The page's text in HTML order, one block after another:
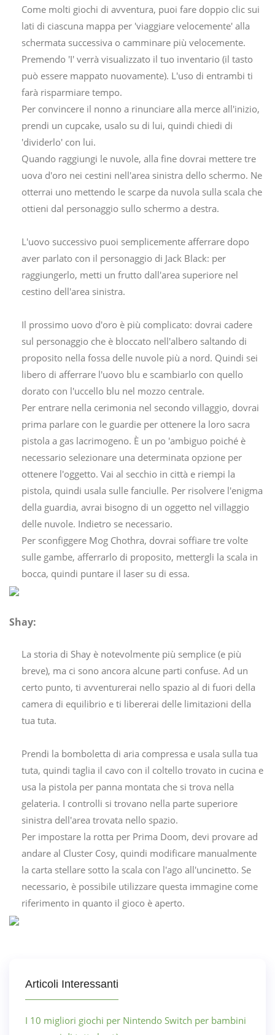
Come molti giochi di avventura, puoi fare doppio clic sui
lati di ciascuna mappa per 'viaggiare velocemente' alla
schermata successiva o camminare più velocemente.
Premendo 'I' verrà visualizzato il tuo inventario (il tasto
può essere mappato nuovamente). L'uso di entrambi ti
farà risparmiare tempo.
Per convincere il nonno a rinunciare alla merce all'inizio,
prendi un cupcake, usalo su di lui, quindi chiedi di
'dividerlo' con lui.
Quando raggiungi le nuvole, alla fine dovrai mettere tre
uova d'oro nei cestini nell'area sinistra dello schermo. Ne
otterrai uno mettendo le scarpe da nuvola sulla scala che
ottieni dal personaggio sullo schermo a destra.
L'uovo successivo puoi semplicemente afferrare dopo
aver parlato con il personaggio di Jack Black: per
raggiungerlo, metti un frutto dall'area superiore nel
cestino dell'area sinistra.
Il prossimo uovo d'oro è più complicato: dovrai cadere
sul personaggio che è bloccato nell'albero saltando di
proposito nella fossa delle nuvole più a nord. Quindi sei
libero di afferrare l'uovo blu e scambiarlo con quello
dorato con l'uccello blu nel mozzo centrale.
Per entrare nella cerimonia nel secondo villaggio, dovrai
prima parlare con le guardie per ottenere la loro sacra
pistola a gas lacrimogeno. È un po 'ambiguo poiché è
necessario selezionare una determinata opzione per
ottenere l'oggetto. Vai al secchio in città e riempi la
pistola, quindi usala sulle fanciulle. Per risolvere l'enigma
della guardia, avrai bisogno di un oggetto nel villaggio
delle nuvole. Indietro se necessario.
Per sconfiggere Mog Chothra, dovrai soffiare tre volte
sulle gambe, afferrarlo di proposito, mettergli la scala in
bocca, quindi puntare il laser su di essa.
Shay:
La storia di Shay è notevolmente più semplice (e più
breve), ma ci sono ancora alcune parti confuse. Ad un
certo punto, ti avventurerai nello spazio al di fuori della
camera di equilibrio e ti libererai delle limitazioni della
tua tuta.
Prendi la bomboletta di aria compressa e usala sulla tua
tuta, quindi taglia il cavo con il coltello trovato in cucina e
usa la pistola per panna montata che si trova nella
gelateria. I controlli si trovano nella parte superiore
sinistra dell'area trovata nello spazio.
Per impostare la rotta per Prima Doom, devi provare ad
andare al Cluster Cosy, quindi modificare manualmente
la carta stellare sotto la scala con l'ago all'uncinetto. Se
necessario, è possibile utilizzare questa immagine come
riferimento in quanto il gioco è aperto.
Articoli Interessanti
I 10 migliori giochi per Nintendo Switch per bambini